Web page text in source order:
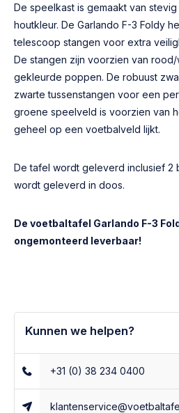
De speelkast is gemaakt van
houtkleur. De Garlando F-3 Foldy
telescoop stangen voor extra
De stangen zijn voorzien van
gekleurde poppen. De robuust
zwarte tussenstangen voor een
groene speelveld is voorzien van
geheel op een voetbalveld lijkt.
De tafel wordt geleverd inclusief 2
wordt geleverd in doos.
De voetbaltafel Garlando F-3
ongemonteerd leverbaar!
Kunnen we helpen?
+31 (0) 38 234 0400